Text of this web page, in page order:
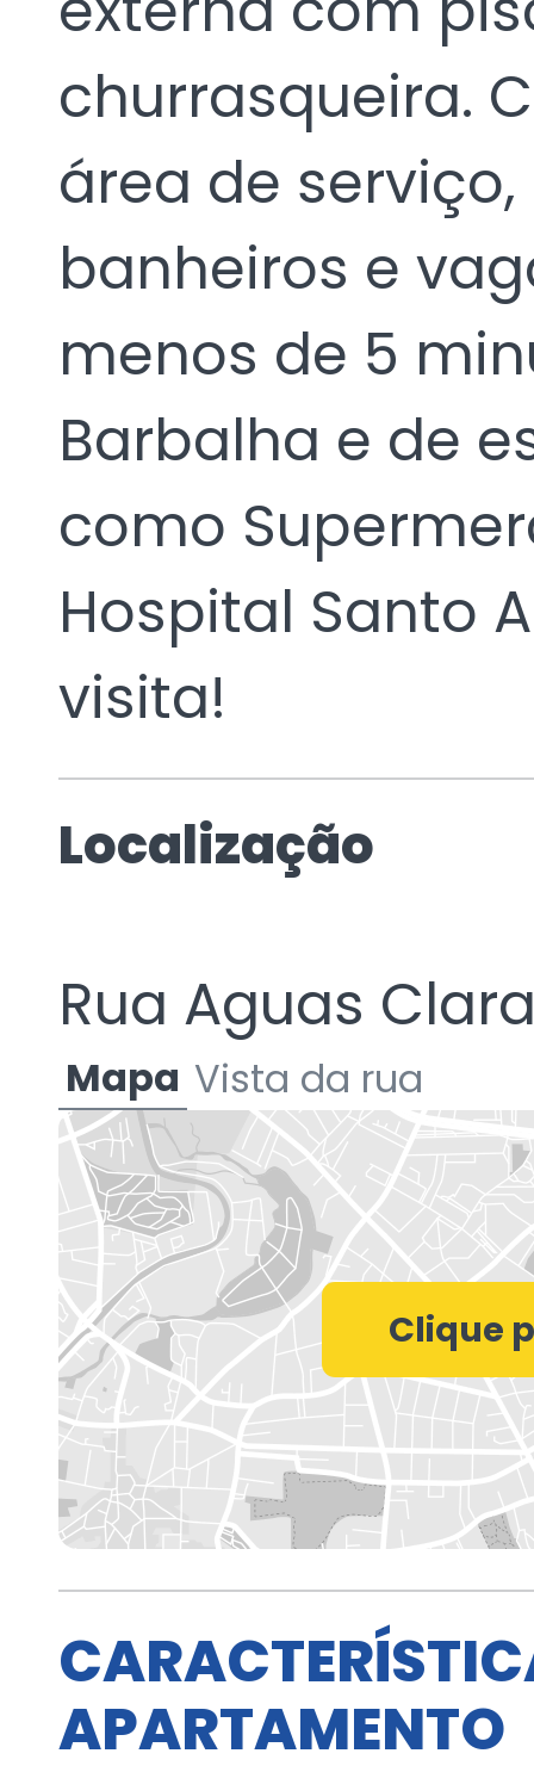
churrasqueira.
área de
banheiros e
menos de 5
Barbalha e de
como
Hospital Santo
visita!
Localização
Rua Aguas
APARTAMENTO